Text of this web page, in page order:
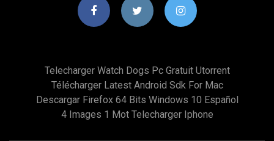
Telecharger Watch Dogs Pc Gratuit Utorrent
Télécharger Latest Android Sdk For Mac
Descargar Firefox 64 Bits Windows 10 Español
4 Images 1 Mot Telecharger Iphone